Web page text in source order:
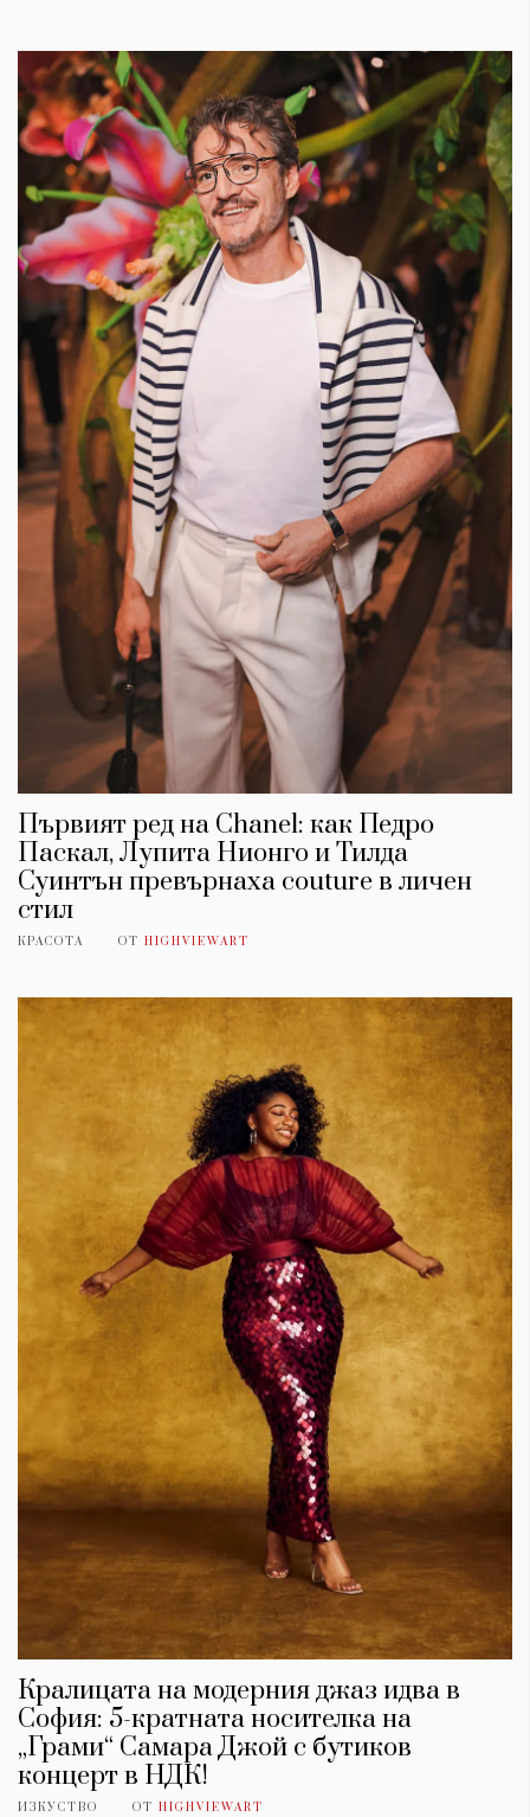
Първият ред на Chanel: как Педро
Паскал, Лупита Нионго и Тилда
Суинтън превърнаха couture в личен
стил
КРАСОТА ОТ HIGHVIEWART
Кралицата на модерния джаз идва в
София: 5-кратната носителка на
„Грами“ Самара Джой с бутиков
концерт в НДК!
ИЗКУСТВО ОТ HIGHVIEWART